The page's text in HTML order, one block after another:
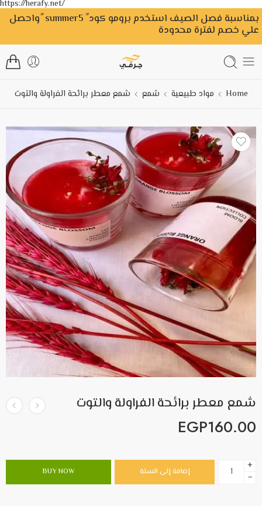
https://herafy.net/
بمناسبة فصل الصيف استخدم برومو كود ً summer5 ًواحصل
علي خصم لفترة محدودة
Home مواد طبيعية شمع شمع معطر برائحة الفراولة والتوت
شمع معطر برائحة الفراولة والتوت
EGP160.00
+
−
إضافة إلى السلة BUY NOW